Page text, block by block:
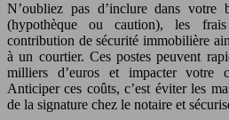
N’oubliez pas d’inclure dans votre
(hypothèque ou caution), les
contribution de sécurité immobilière
à un courtier. Ces postes peuvent
milliers d’euros et impacter votre
Anticiper ces coûts, c’est éviter les
de la signature chez le notaire et